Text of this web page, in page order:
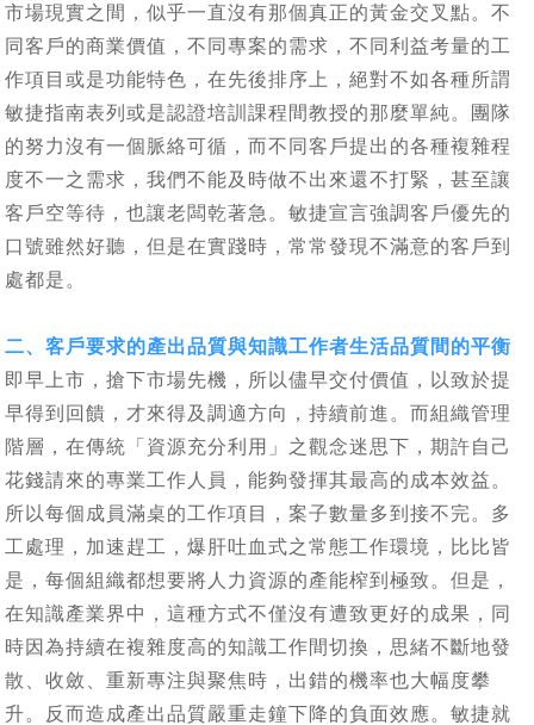
市場現實之間，似乎一直沒有那個真正的黃金交叉點。不
同客戶的商業價值，不同專案的需求，不同利益考量的工
作項目或是功能特色，在先後排序上，絕對不如各種所謂
敏捷指南表列或是認證培訓課程間教授的那麼單純。團隊
的努力沒有一個脈絡可循，而不同客戶提出的各種複雜程
度不一之需求，我們不能及時做不出來還不打緊，甚至讓
客戶空等待，也讓老闆乾著急。敏捷宣言強調客戶優先的
口號雖然好聽，但是在實踐時，常常發現不滿意的客戶到
處都是。
二、客戶要求的產出品質與知識工作者生活品質間的平衡
即早上市，搶下市場先機，所以儘早交付價值，以致於提
早得到回饋，才來得及調適方向，持續前進。而組織管理
階層，在傳統「資源充分利用」之觀念迷思下，期許自己
花錢請來的專業工作人員，能夠發揮其最高的成本效益。
所以每個成員滿桌的工作項目，案子數量多到接不完。多
工處理，加速趕工，爆肝吐血式之常態工作環境，比比皆
是，每個組織都想要將人力資源的產能榨到極致。但是，
在知識產業界中，這種方式不僅沒有遭致更好的成果，同
時因為持續在複雜度高的知識工作間切換，思緒不斷地發
散、收斂、重新專注與聚焦時，出錯的機率也大幅度攀
升。反而造成產出品質嚴重走鐘下降的負面效應。敏捷就